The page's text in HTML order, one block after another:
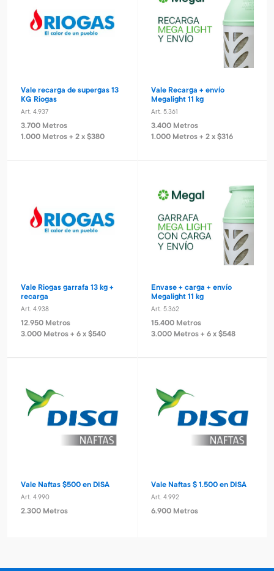
Vale recarga de supergas 13
KG Riogas
Art. 4.937
3.700 Metros
1.000 Metros + 2 x $380
Vale Recarga + envío
Megalight 11 kg
Art. 5.361
3.400 Metros
1.000 Metros + 2 x $316
Vale Riogas garrafa 13 kg +
recarga
Art. 4.938
12.950 Metros
3.000 Metros + 6 x $540
Envase + carga + envío
Megalight 11 kg
Art. 5.362
15.400 Metros
3.000 Metros + 6 x $548
Vale Naftas $500 en DISA
Art. 4.990
2.300 Metros
Vale Naftas $ 1.500 en DISA
Art. 4.992
6.900 Metros